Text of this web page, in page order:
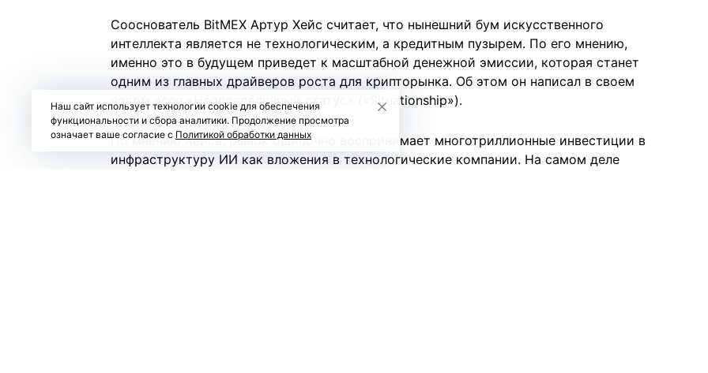
Сооснователь BitMEX Артур Хейс считает, что нынешний бум искусственного
интеллекта является не технологическим, а кредитным пузырем. По его мнению,
именно это в будущем приведет к масштабной денежной эмиссии, которая станет
одним из главных драйверов роста для крипторынка. Об этом он написал в своем
новомэссе«Неопределенный статус» («Situationship»).
По мнению Хейса, рынок ошибочно воспринимает многотриллионные инвестиции в
инфраструктуру ИИ как вложения в технологические компании. На самом деле
Наш сайт использует технологии cookie для обеспечения
функциональности и сбора аналитики. Продолжение просмотра
означает ваше согласие с Политикой обработки данных